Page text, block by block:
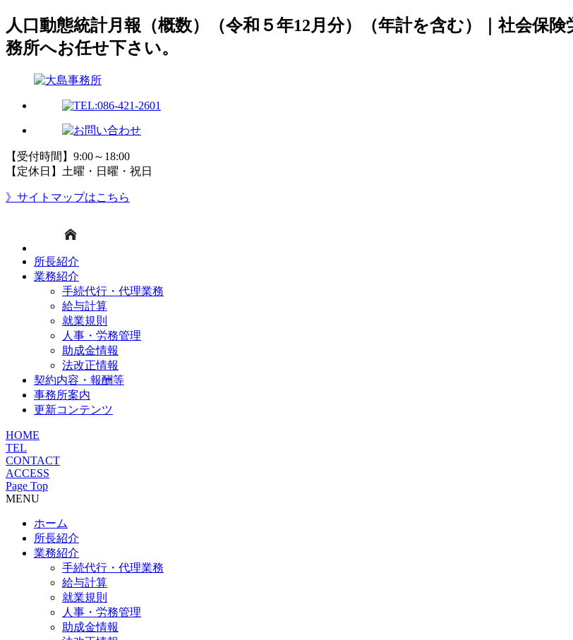
人口動態統計月報（概数）（令和５年12月分）（年計を含む）｜社会保
務所へお任せ下さい。
【受付時間】9:00～18:00
【定休日】土曜・日曜・祝日
》サイトマップはこちら
所長紹介
業務紹介
手続代行・代理業務
給与計算
就業規則
人事・労務管理
助成金情報
法改正情報
契約内容・報酬等
事務所案内
更新コンテンツ
HOME
TEL
CONTACT
ACCESS
Page Top
MENU
ホーム
所長紹介
業務紹介
手続代行・代理業務
給与計算
就業規則
人事・労務管理
助成金情報